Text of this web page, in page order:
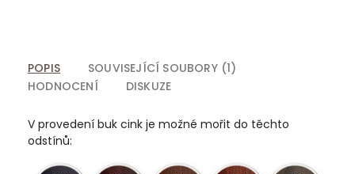
POPIS
SOUVISEJÍCÍ SOUBORY (1)
HODNOCENÍ
DISKUZE
V provedení buk cink je možné mořit do těchto
odstínů: